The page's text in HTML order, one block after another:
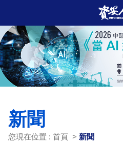
新聞
您現在位置 : 首頁 > 新聞